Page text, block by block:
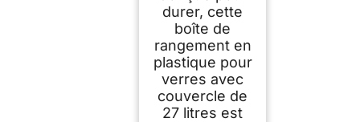
durer, cette
boîte de
rangement en
plastique pour
verres avec
couvercle de
27 litres est